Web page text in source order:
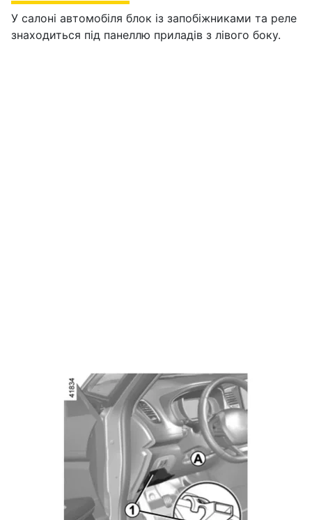
У салоні автомобіля блок із запобіжниками та реле
знаходиться під панеллю приладів з лівого боку.